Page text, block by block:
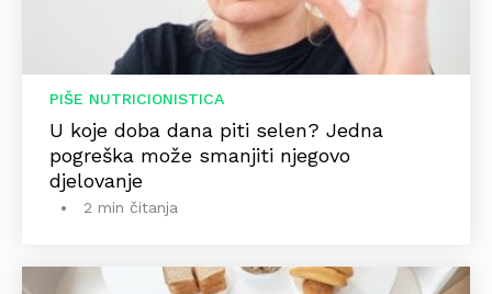
PIŠE NUTRICIONISTICA
U koje doba dana piti selen? Jedna
pogreška može smanjiti njegovo
djelovanje
2 min čitanja